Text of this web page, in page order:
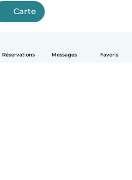
Réservations Messages Favoris
Carte